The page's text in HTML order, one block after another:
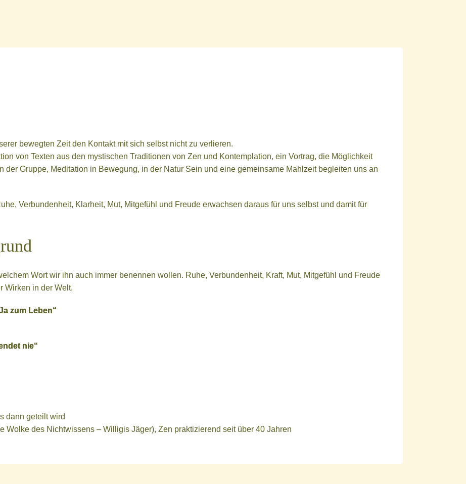
bewegten Zeit den Kontakt mit sich selbst nicht zu verlieren.
von Texten aus den mystischen Traditionen von Zen und Kontemplation, ein Vortrag, die Möglichkeit
der Gruppe, Meditation in Bewegung, in der Natur Sein und eine gemeinsame Mahlzeit begleiten uns an
Verbundenheit, Klarheit, Mut, Mitgefühl und Freude erwachsen daraus für uns selbst und damit für
Wort wir ihn auch immer benennen wollen. Ruhe, Verbundenheit, Kraft, Mut, Mitgefühl und Freude
Wirken in der Welt.
zum Leben“
nie“
dann geteilt wird
Wolke des Nichtwissens – Willigis Jäger), Zen praktizierend seit über 40 Jahren